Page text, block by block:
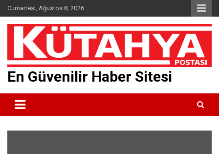
Skip
to
content
Cumartesi, Ağustos 8, 2026
En Güvenilir Haber Sitesi